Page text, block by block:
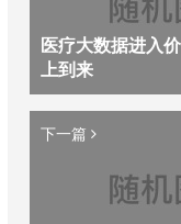
医疗大数据进入
上到来
下一篇